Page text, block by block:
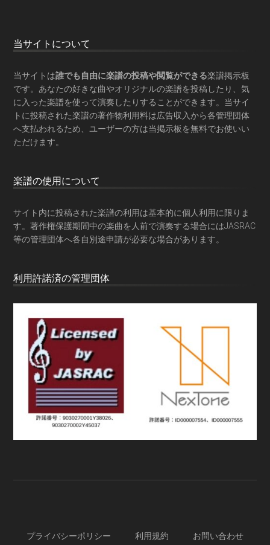
Footer
当サイトについて
当サイトは誰でも自由に楽譜の投稿や閲覧ができる楽譜掲示板
です。あなたの好きな曲やオリジナルの楽譜を投稿したり、気
に入った楽譜を使って演奏したりすることができます。当サイ
トに投稿された楽譜の著作物利用料は広告収入から各管理団体
へ支払われるため、ユーザーの方は当掲示板を無料でお使いい
ただけます。
楽譜の使用について
サイト内に投稿された楽譜の利用は基本的に個人利用に限りま
す。著作権保護期間中の楽曲を人前で演奏する場合にはJASRAC
等の管理団体へ各自別途申請が必要な場合があります。
利用許諾済の管理団体
プライバシーポリシー 利用規約 お問い合わせ